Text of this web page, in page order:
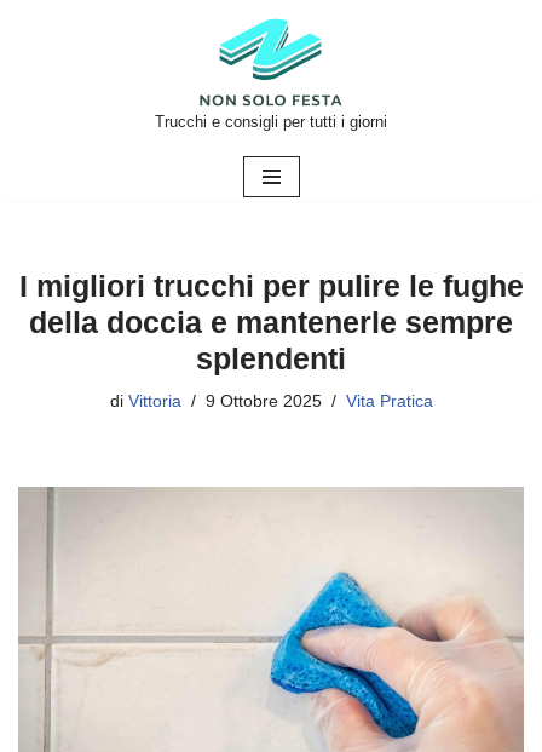
Trucchi e consigli per tutti i giorni
I migliori trucchi per pulire le fughe
della doccia e mantenerle sempre
splendenti
di Vittoria 9 Ottobre 2025 Vita Pratica